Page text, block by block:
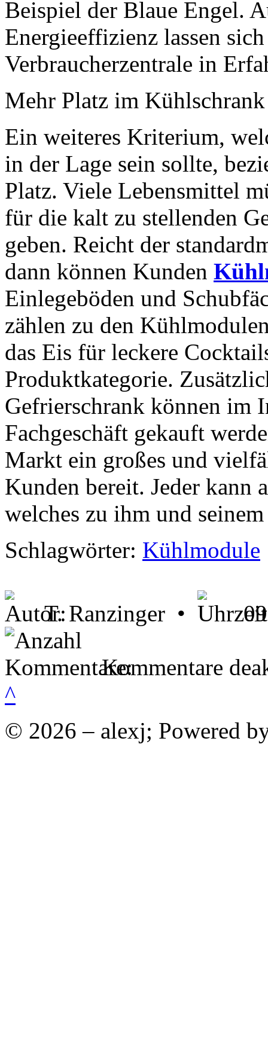
Beispiel der Blaue Engel.
Energieeffizienz lassen
Verbraucherzentrale in
Mehr Platz im Kühlschrank
Ein weiteres Kriterium,
in der Lage sein sollte,
Platz. Viele Lebensmittel
für die kalt zu stellenden
geben. Reicht der
dann können Kunden
Einlegeböden und
zählen zu den
das Eis für leckere
Produktkategorie.
Gefrierschrank können im
Fachgeschäft gekauft
Markt ein großes und
Kunden bereit. Jeder kann
welches zu ihm und
Schlagwörter: Kühlmodule
T. Ranzinger •
Kommentare
^
© 2026 – alexj; Powered